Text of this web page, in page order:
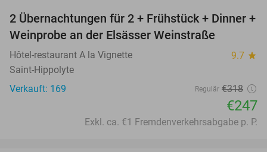
22%
2 Übernachtungen für 2 + Frühstück + Dinner +
Weinprobe an der Elsässer Weinstraße
Hôtel-restaurant A la Vignette 9.7 star
Saint-Hippolyte
Verkauft: 169
Regulär €318
€247
Exkl. ca. €1 Fremdenverkehrsabgabe p. P.